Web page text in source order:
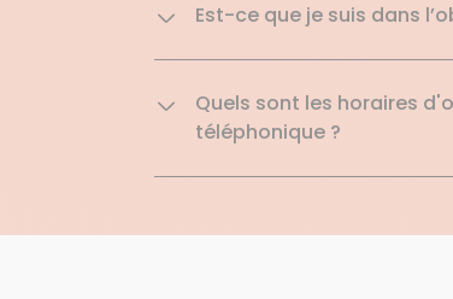
Est-ce que je suis dans
Quels sont les horaires
téléphonique ?